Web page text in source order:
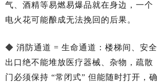
气、酒精等易燃易爆品就在身边，一个
电火花可能酿成无法挽回的后果。
◆ 消防通道 = 生命通道：楼梯间、安全
出口绝不能堆放医疗器械、杂物，疏散
门必须保持 “常闭式” 但能随时打开，确